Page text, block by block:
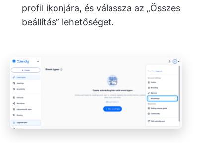
profil ikonjára, és válassza az „Összes
beállítás” lehetőséget.